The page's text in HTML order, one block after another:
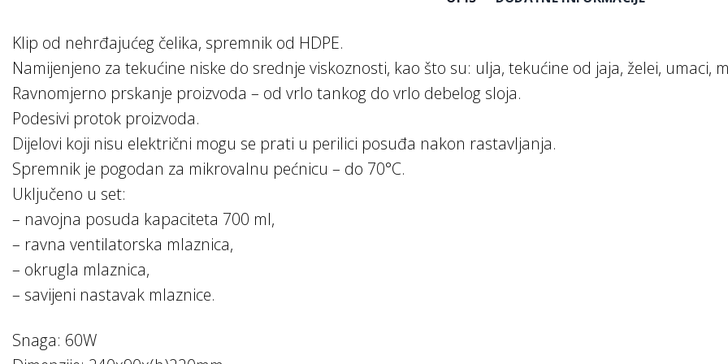
Klip od nehrđajućeg čelika, spremnik od HDPE.
Namijenjeno za tekućine niske do srednje viskoznosti, kao što su: ulja, tekućine od jaja, želei, umaci,
Ravnomjerno prskanje proizvoda – od vrlo tankog do vrlo debelog sloja.
Podesivi protok proizvoda.
Dijelovi koji nisu električni mogu se prati u perilici posuđa nakon rastavljanja.
Spremnik je pogodan za mikrovalnu pećnicu – do 70°C.
Uključeno u set:
– navojna posuda kapaciteta 700 ml,
– ravna ventilatorska mlaznica,
– okrugla mlaznica,
– savijeni nastavak mlaznice.
Snaga: 60W